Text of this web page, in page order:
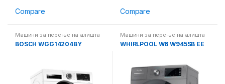
Compare Compare
Машини за перење на алишта
BOSCH WGG14204BY
Машини за перење на алишта
WHIRLPOOL W6 W945SB EE